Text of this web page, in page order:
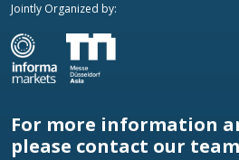
Jointly Organized by:
For more information
please contact our